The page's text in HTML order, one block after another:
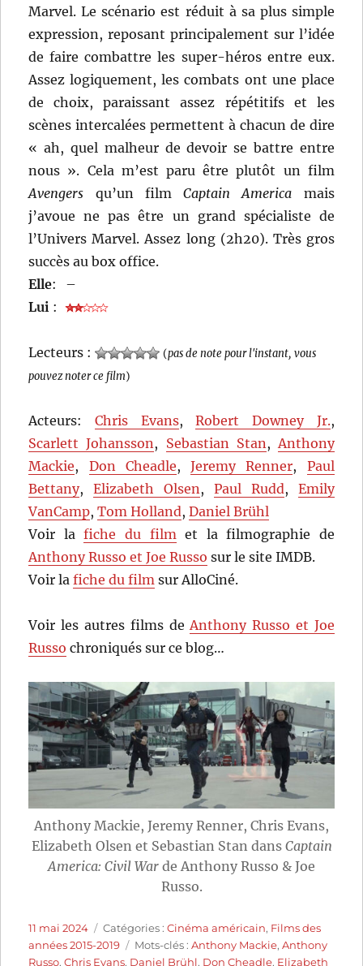
Marvel. Le scénario est réduit à sa plus simple
expression, reposant principalement sur l’idée
de faire combattre les super-héros entre eux.
Assez logiquement, les combats ont une place
de choix, paraissant assez répétitifs et les
scènes intercalées permettent à chacun de dire
« ah, quel malheur de devoir se battre entre
nous ». Cela m’est paru être plutôt un film
Avengers qu’un filmCaptain America mais
j’avoue ne pas être un grand spécialiste de
l’Univers Marvel. Assez long (2h20). Très gros
succès au box office.
Elle:
–
Lui :
Lecteurs : (pas de note pour l'instant, vous
pouvez noter ce film)
Acteurs: Chris Evans,Robert Downey Jr.,
Scarlett Johansson , Sebastian Stan , Anthony
Mackie, Don Cheadle,Jeremy Renner, Paul
Bettany,Elizabeth Olsen , Paul Rudd, Emily
VanCamp,Tom Holland,Daniel Brühl
Voir lafiche du film et la filmographie de
Anthony Russo et Joe Russo sur le site IMDB.
Voir lafiche du film sur AlloCiné.
Voir les autres films de Anthony Russo et Joe
Russo chroniqués sur ce blog…
Anthony Mackie, Jeremy Renner, Chris Evans,
Elizabeth Olsen et Sebastian Stan dans Captain
America: Civil War de Anthony Russo & Joe
Russo.
Publié
le
11 mai 2024 Catégories
Catégories :Cinéma américain, Films des
années 2015-2019
Étiquettes
Mots-clés :Anthony Mackie,Anthony
Russo,Chris Evans, Daniel Brühl, Don Cheadle, Elizabeth